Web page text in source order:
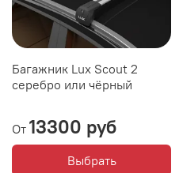
Багажник Lux Scout 2
серебро или чёрный
От 13300 руб
Выбрать